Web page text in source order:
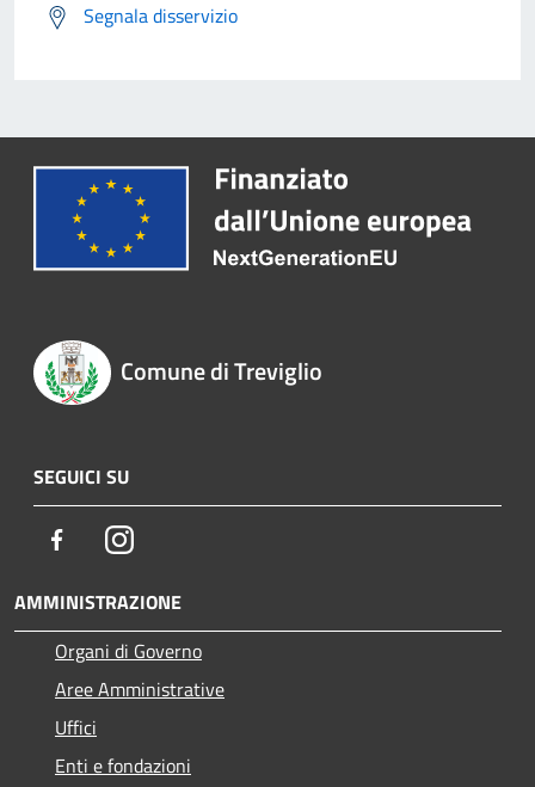
Segnala disservizio
Comune di Treviglio
SEGUICI SU
FacebookInstagram
AMMINISTRAZIONE
Organi di Governo
Aree Amministrative
Uffici
Enti e fondazioni